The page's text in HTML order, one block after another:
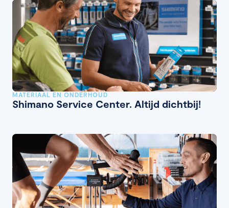
MATERIAAL EN ONDERHOUD
Shimano Service Center. Altijd dichtbij!